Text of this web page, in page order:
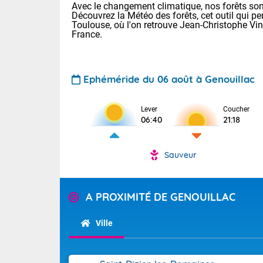
Pour la
Tendance
Avec le changement climatique, nos forêts
Découvrez la Météo des forêts, cet outil qui
Toulouse, où l'on retrouve Jean-Christophe
France.
Ephéméride du 06 août à Genouillac
Lever
06:40
Coucher
21:18
Sauveur
A PROXIMITÉ DE GENOUILLAC
Ville
Voici les
: 18/23 Paris
Clermont-
Lille : 19/24
Cet après-
Risque
Sur le Sud-